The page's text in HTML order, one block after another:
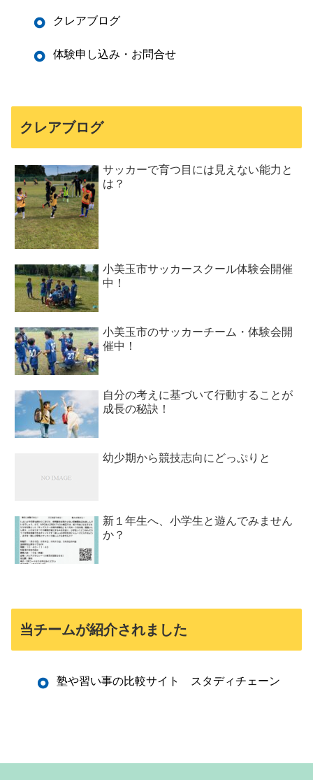
クレアブログ
体験申し込み・お問合せ
クレアブログ
サッカーで育つ目には見えない能力と
は？
小美玉市サッカースクール体験会開催
中！
小美玉市のサッカーチーム・体験会開
催中！
自分の考えに基づいて行動することが
成長の秘訣！
幼少期から競技志向にどっぷりと
新１年生へ、小学生と遊んでみません
か？
当チームが紹介されました
塾や習い事の比較サイト スタディチェーン